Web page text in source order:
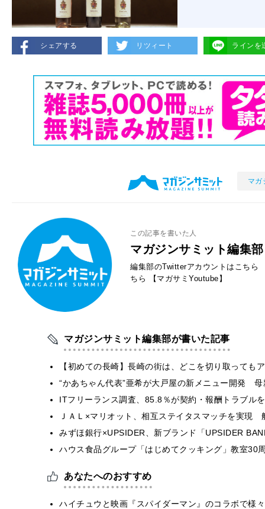
シェアする リツィート ラインを
マガ
この記事を書いた人
マガジンサミット編集部
編集部のTwitterアカウントはこちら
ちら
【マガサミYoutube】
マガジンサミット編集部が書いた記事
【初めての長崎】長崎の街は、どこを切り取って
“かあちゃん代表”亜希が大戸屋の新メニュー開発
ITフリーランス調査、85.8％が契約・報酬トラブ
ＪＡＬ×マリオット、相互ステイタスマッチを実
みずほ銀行×UPSIDER、新ブランド「UPSIDER
ハウス食品グループ「はじめてクッキング」教室
あなたへのおすすめ
ハイチュウと映画『スパイダーマン』のコラボで様